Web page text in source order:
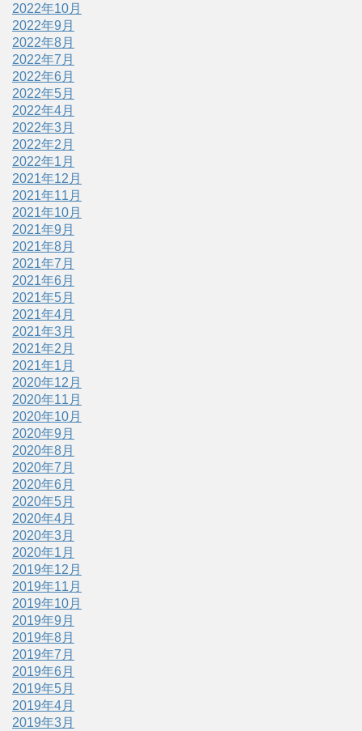
2022年10月
2022年9月
2022年8月
2022年7月
2022年6月
2022年5月
2022年4月
2022年3月
2022年2月
2022年1月
2021年12月
2021年11月
2021年10月
2021年9月
2021年8月
2021年7月
2021年6月
2021年5月
2021年4月
2021年3月
2021年2月
2021年1月
2020年12月
2020年11月
2020年10月
2020年9月
2020年8月
2020年7月
2020年6月
2020年5月
2020年4月
2020年3月
2020年1月
2019年12月
2019年11月
2019年10月
2019年9月
2019年8月
2019年7月
2019年6月
2019年5月
2019年4月
2019年3月